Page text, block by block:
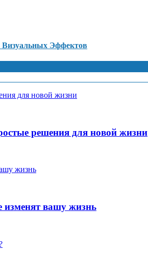
Эффектов
решения для новой жизни
изменят вашу жизнь